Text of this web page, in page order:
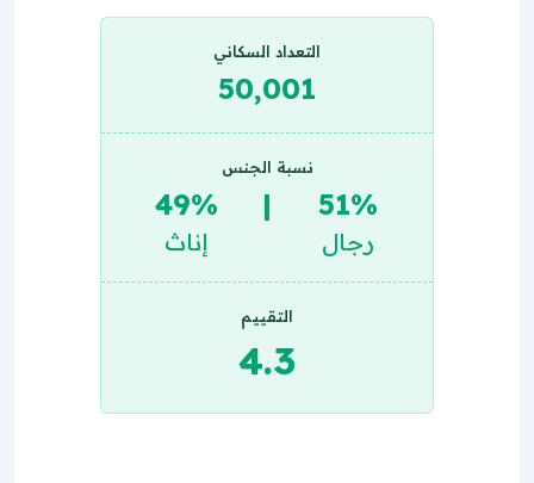
التعداد السكاني
50,001
نسبة الجنس
51%
رجال
|
49%
إناث
التقييم
4.3